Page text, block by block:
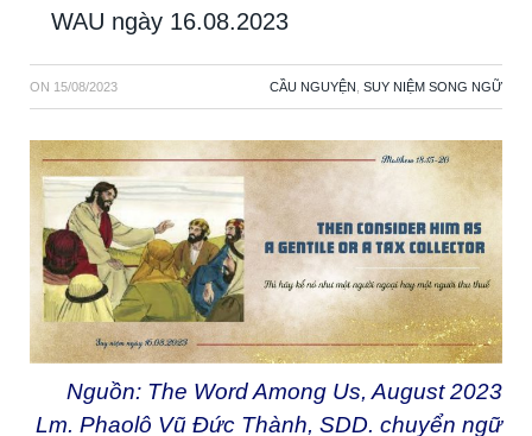
WAU ngày 16.08.2023
ON 15/08/2023 CẦU NGUYỆN SUY NIỆM SONG NGỮ
Nguồn: The Word Among Us, August 2023
Lm. Phaolô Vũ Đức Thành, SDD. chuyển ngữ